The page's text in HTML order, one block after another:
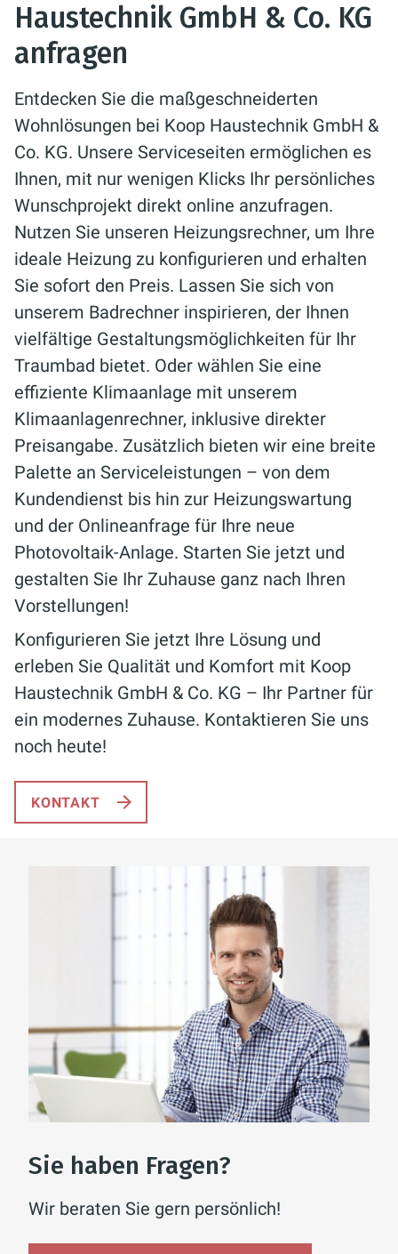
Haustechnik GmbH & Co. KG
anfragen
Entdecken Sie die maßgeschneiderten
Wohnlösungen bei Koop Haustechnik GmbH &
Co. KG. Unsere Serviceseiten ermöglichen es
Ihnen, mit nur wenigen Klicks Ihr persönliches
Wunschprojekt direkt online anzufragen.
Nutzen Sie unseren Heizungsrechner, um Ihre
ideale Heizung zu konfigurieren und erhalten
Sie sofort den Preis. Lassen Sie sich von
unserem Badrechner inspirieren, der Ihnen
vielfältige Gestaltungsmöglichkeiten für Ihr
Traumbad bietet. Oder wählen Sie eine
effiziente Klimaanlage mit unserem
Klimaanlagenrechner, inklusive direkter
Preisangabe. Zusätzlich bieten wir eine breite
Palette an Serviceleistungen – von dem
Kundendienst bis hin zur Heizungswartung
und der Onlineanfrage für Ihre neue
Photovoltaik-Anlage. Starten Sie jetzt und
gestalten Sie Ihr Zuhause ganz nach Ihren
Vorstellungen!
Konfigurieren Sie jetzt Ihre Lösung und
erleben Sie Qualität und Komfort mit Koop
Haustechnik GmbH & Co. KG – Ihr Partner für
ein modernes Zuhause. Kontaktieren Sie uns
noch heute!
KONTAKT
Sie haben Fragen?
Wir beraten Sie gern persönlich!